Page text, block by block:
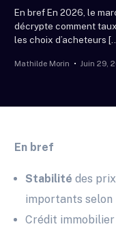
En bref En 2026, le
décrypte comment
les choix d’acheteurs
Mathilde Morin Juin 29,
En bref
Stabilité des
importants selon
Crédit immobilier